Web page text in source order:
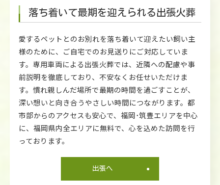
落ち着いて最期を迎えられる出張火葬
愛するペットとのお別れを落ち着いて迎えたい飼い主
様のために、ご自宅でのお見送りにご対応していま
す。専用車両による出張火葬では、近隣への配慮や事
前説明を徹底しており、不安なくお任せいただけま
す。慣れ親しんだ場所で最期の時間を過ごすことが、
深い想いと向き合うやさしい時間につながります。都
市部からのアクセスも安心で、福岡･筑豊エリアを中心
に、福岡県内全エリアに無料で、心を込めた訪問を行
っております。
出張へ